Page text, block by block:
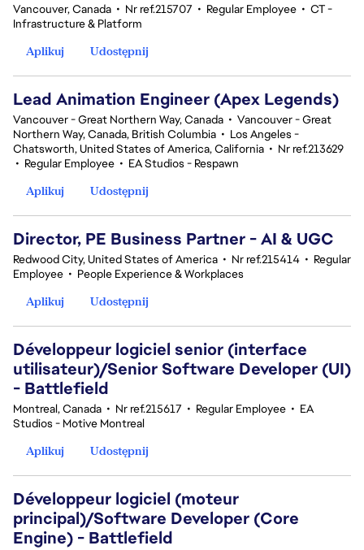
Vancouver, Canada • Nr ref.215707 • Regular Employee • CT -
Infrastructure & Platform
Aplikuj
Udostępnij
Lead Animation Engineer (Apex Legends)
Vancouver - Great Northern Way, Canada • Vancouver - Great
Northern Way, Canada, British Columbia • Los Angeles -
Chatsworth, United States of America, California • Nr ref.213629
• Regular Employee • EA Studios - Respawn
Aplikuj
Udostępnij
Director, PE Business Partner - AI & UGC
Redwood City, United States of America • Nr ref.215414 • Regular
Employee • People Experience & Workplaces
Aplikuj
Udostępnij
Développeur logiciel senior (interface
utilisateur)/Senior Software Developer (UI)
- Battlefield
Montreal, Canada • Nr ref.215617 • Regular Employee • EA
Studios - Motive Montreal
Aplikuj
Udostępnij
Développeur logiciel (moteur
principal)/Software Developer (Core
Engine) - Battlefield